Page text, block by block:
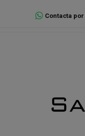
Contacta por